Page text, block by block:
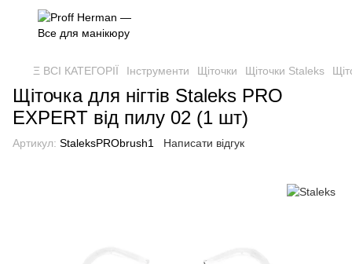
Ξ ВСІ КАТЕГОРІЇ Інструменти Щіточки Щіточки Staleks
Щіточка для нігтів Staleks PRO
EXPERT від пилу 02 (1 шт)
Артикул: StaleksPRObrush1 Написати відгук